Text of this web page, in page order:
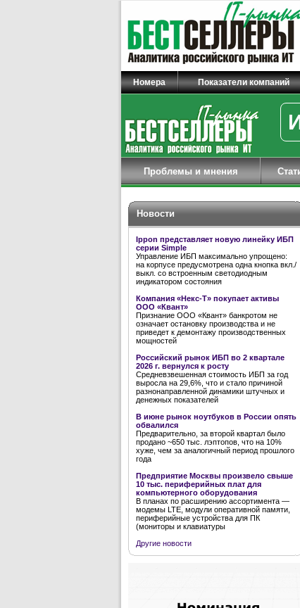
Номера Показатели компаний
Проблемы и мнения
Новости
Ippon представляет новую линейку ИБП
серии Simple
Управление ИБП максимально упрощено:
на корпусе предусмотрена одна кнопка вкл./
выкл. со встроенным светодиодным
индикатором состояния
Компания «Некс-Т» покупает активы
ООО «Квант»
Признание ООО «Квант» банкротом не
означает остановку производства и не
приведет к демонтажу производственных
мощностей
Российский рынок ИБП во 2 квартале
2026 г. вернулся к росту
Средневзвешенная стоимость ИБП за год
выросла на 29,6%, что и стало причиной
разнонаправленной динамики штучных и
денежных показателей
В июне рынок ноутбуков в России опять
обвалился
Предварительно, за второй квартал было
продано ~650 тыс. лэптопов, что на 10%
хуже, чем за аналогичный период прошлого
года
Предприятие Москвы произвело свыше
10 тыс. периферийных плат для
компьютерного оборудования
В планах по расширению ассортимента —
модемы LTE, модули оперативной памяти,
периферийные устройства для ПК
(мониторы и клавиатуры
Другие новости